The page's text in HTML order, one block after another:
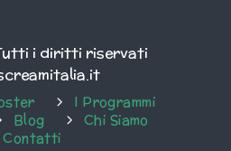
i diritti riservati
I Programmi
Blog
Chi Siamo
Contatti